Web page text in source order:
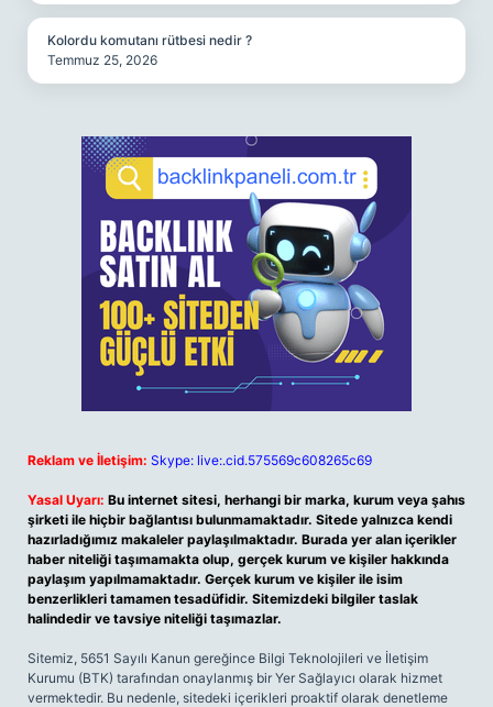
Kolordu komutanı rütbesi nedir ?
Temmuz 25, 2026
Reklam ve İletişim: Skype: live:.cid.575569c608265c69
Yasal Uyarı: Bu internet sitesi, herhangi bir marka, kurum veya şahıs
şirketi ile hiçbir bağlantısı bulunmamaktadır. Sitede yalnızca kendi
hazırladığımız makaleler paylaşılmaktadır. Burada yer alan içerikler
haber niteliği taşımamakta olup, gerçek kurum ve kişiler hakkında
paylaşım yapılmamaktadır. Gerçek kurum ve kişiler ile isim
benzerlikleri tamamen tesadüfidir. Sitemizdeki bilgiler taslak
halindedir ve tavsiye niteliği taşımazlar.
Sitemiz, 5651 Sayılı Kanun gereğince Bilgi Teknolojileri ve İletişim
Kurumu (BTK) tarafından onaylanmış bir Yer Sağlayıcı olarak hizmet
vermektedir. Bu nedenle, sitedeki içerikleri proaktif olarak denetleme